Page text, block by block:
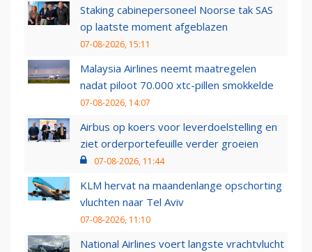
Staking cabinepersoneel Noorse tak SAS
op laatste moment afgeblazen
07-08-2026, 15:11
Malaysia Airlines neemt maatregelen
nadat piloot 70.000 xtc-pillen smokkelde
07-08-2026, 14:07
Airbus op koers voor leverdoelstelling en
ziet orderportefeuille verder groeien
07-08-2026, 11:44
KLM hervat na maandenlange opschorting
vluchten naar Tel Aviv
07-08-2026, 11:10
National Airlines voert langste vrachtvlucht